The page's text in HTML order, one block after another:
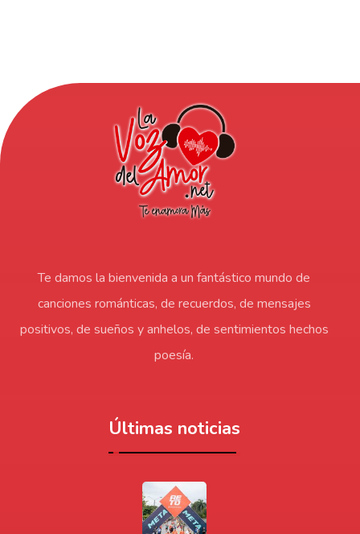
Te damos la bienvenida a un fantástico mundo de
canciones románticas, de recuerdos, de mensajes
positivos, de sueños y anhelos, de sentimientos hechos
poesía.
Últimas noticias